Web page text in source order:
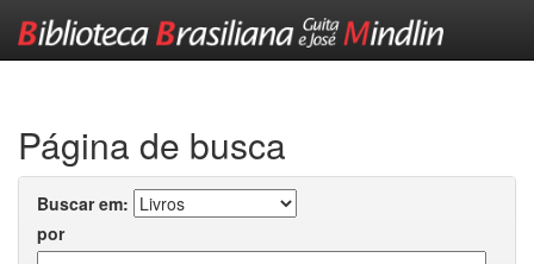
Página de busca
Buscar em:
por